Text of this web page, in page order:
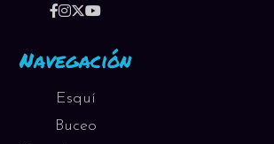
Navegación
Esquí
Buceo